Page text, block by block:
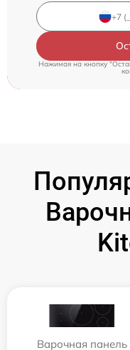
Нажимая на кнопку
Варочная панель